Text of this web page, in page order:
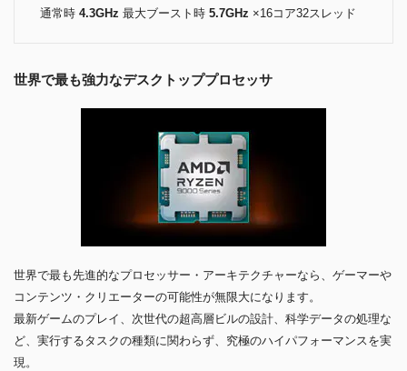
通常時 4.3GHz 最大ブースト時 5.7GHz ×16コア32スレッド
世界で最も強力なデスクトッププロセッサ
世界で最も先進的なプロセッサー・アーキテクチャーなら、ゲーマーや
コンテンツ・クリエーターの可能性が無限大になります。
最新ゲームのプレイ、次世代の超高層ビルの設計、科学データの処理な
ど、実行するタスクの種類に関わらず、究極のハイパフォーマンスを実
現。